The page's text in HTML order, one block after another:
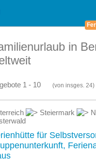
in
1 - 10 (von insges. 24)
Steiermark
für